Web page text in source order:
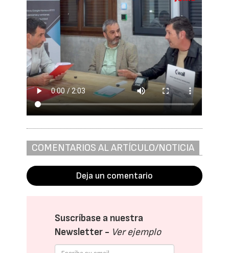
COMENTARIOS AL ARTÍCULO/NOTICIA
Deja un comentario
Suscríbase a nuestra
Newsletter - Ver ejemplo